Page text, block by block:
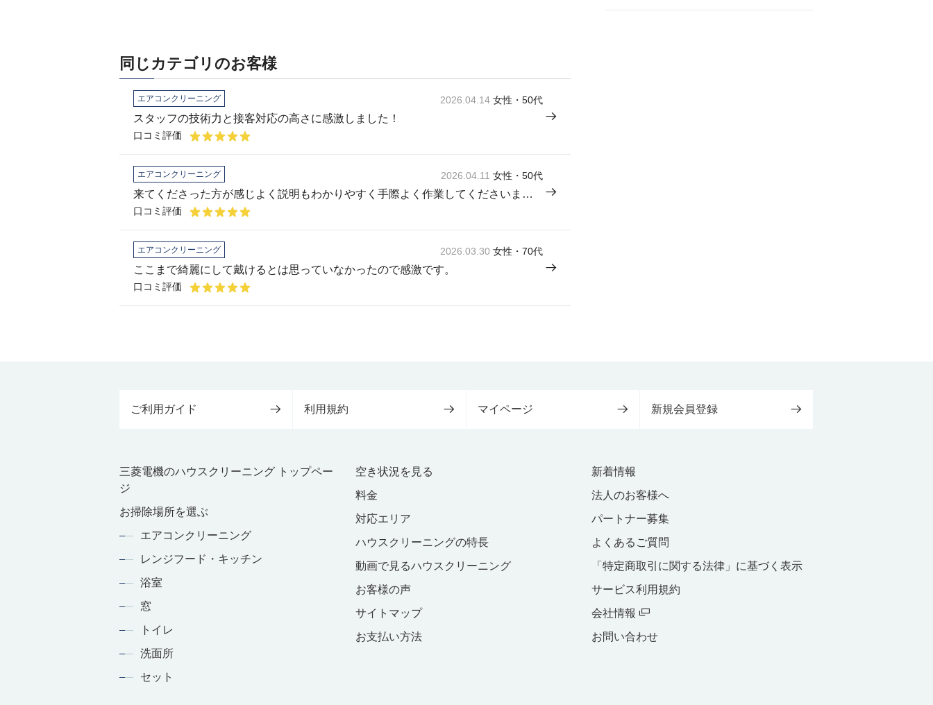
同じカテゴリのお客様
エアコンクリーニング 2026.04.14 女性・50代
スタッフの技術力と接客対応の高さに感激しました！
口コミ評価
エアコンクリーニング 2026.04.11 女性・50代
来てくださった方が感じよく説明もわかりやすく手際よく作業してくださいました。
口コミ評価
エアコンクリーニング 2026.03.30 女性・70代
ここまで綺麗にして戴けるとは思っていなかったので感激です。
口コミ評価
ご利用ガイド 利用規約 マイページ 新規会員登録
三菱電機のハウスクリーニング トップペー
ジ
お掃除場所を選ぶ
エアコンクリーニング
レンジフード・キッチン
浴室
窓
トイレ
洗面所
セット
空き状況を見る
料金
対応エリア
ハウスクリーニングの特長
動画で見るハウスクリーニング
お客様の声
サイトマップ
お支払い方法
新着情報
法人のお客様へ
パートナー募集
よくあるご質問
「特定商取引に関する法律」に基づく表示
サービス利用規約
会社情報
お問い合わせ